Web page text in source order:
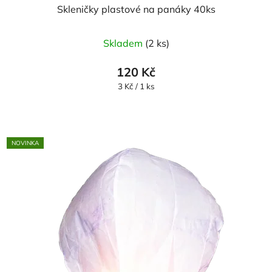
Skleničky plastové na panáky 40ks
Skladem (2 ks)
120 Kč
Měrná
3 Kč / 1 ks
NOVINKA